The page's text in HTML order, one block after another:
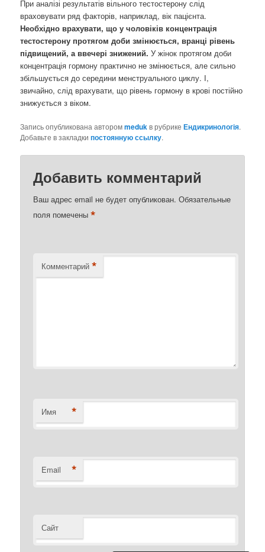
При аналізі результатів вільного тестостерону слід
враховувати ряд факторів, наприклад, вік пацієнта.
Необхідно врахувати, що у чоловіків концентрація
тестостерону протягом доби змінюється, вранці рівень
підвищений, а ввечері знижений.У жінок протягом доби
концентрація гормону практично не змінюється, але сильно
збільшується до середини менструального циклу. І,
звичайно, слід врахувати, що рівень гормону в крові постійно
знижується з віком.
Запись опубликована авторомmedukв рубрикеЕндикринологія.
Добавьте в закладкипостоянную ссылку.
Добавить комментарий
Ваш адрес email не будет опубликован. Обязательные
поля помечены*
Комментарий *
Имя *
Email *
Сайт